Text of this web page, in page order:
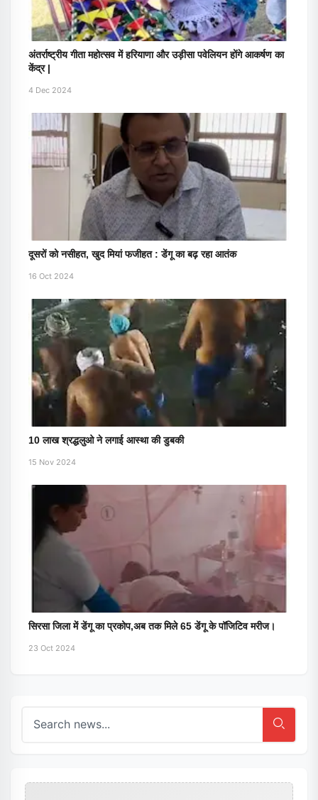
अंतर्राष्ट्रीय गीता महोत्सव में हरियाणा और उड़ीसा पवेलियन होंगे आकर्षण का
केंद्र |
4 Dec 2024
दूसरों को नसीहत, खुद मियां फजीहत : डेंगू का बढ़ रहा आतंक
16 Oct 2024
10 लाख श्रद्धलुओ ने लगाई आस्था की डुबकी
15 Nov 2024
सिरसा जिला में डेंगू का प्रकोप,अब तक मिले 65 डेंगू के पॉजिटिव मरीज।
23 Oct 2024